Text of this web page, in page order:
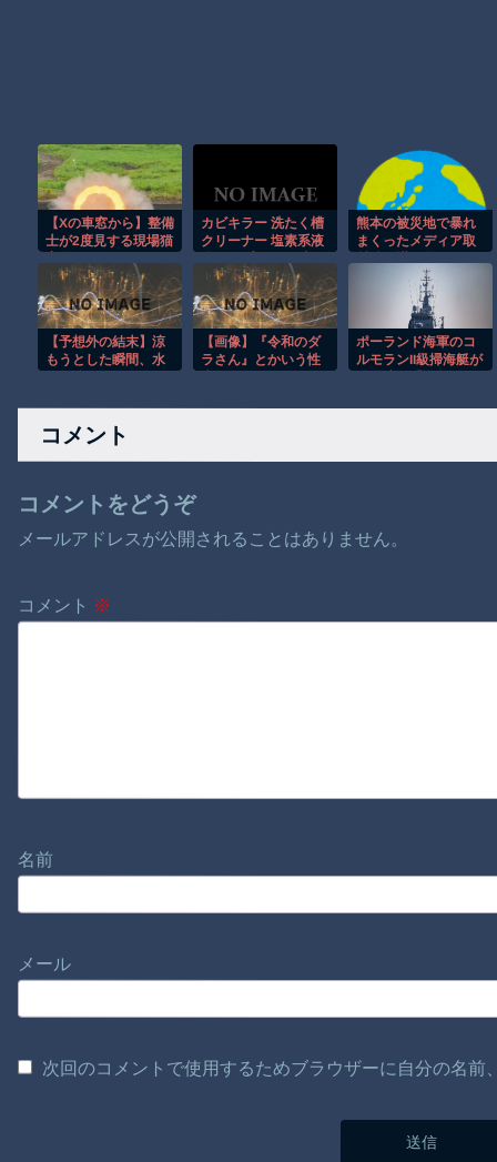
【Xの車窓から】整備
士が2度見する現場猫
カビキラー 洗たく槽
クリーナー 塩素系液
ット が激安！
熊本の被災地で暴れ
まくったメディア取
切れた地元住民が苦
情を寄せまくった結
【予想外の結末】涼
もうとした瞬間、水
【画像】『令和のダ
ラさん』とかいう性
ポーランド海軍のコ
ルモランII級掃海艇が
コメント
コメントをどうぞ
メールアドレスが公開されることはありません。
コメント ※
名前
メール
次回のコメントで使用するためブラウザーに自分の名